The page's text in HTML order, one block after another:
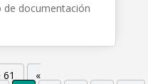
de documentación
«